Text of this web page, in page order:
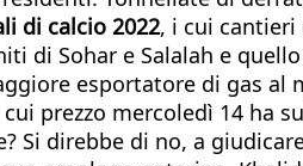
di calcio 2022, i cui
Sohar e Salalah e
esportatore di gas
prezzo mercoledì 14 ha
Si direbbe di no, a